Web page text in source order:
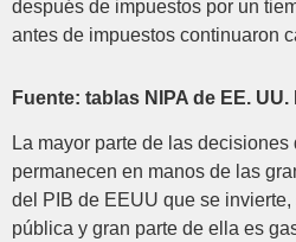
después de impuestos por un
antes de impuestos continuaron
Fuente: tablas NIPA de EE. UU.
La mayor parte de las
permanecen en manos de las
del PIB de EEUU que se
pública y gran parte de ella es